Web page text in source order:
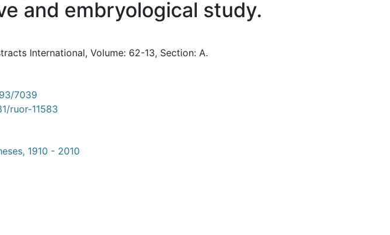
and embryological study.
International, Volume: 62-13, Section: A.
7039
ruor-11583
1910 - 2010